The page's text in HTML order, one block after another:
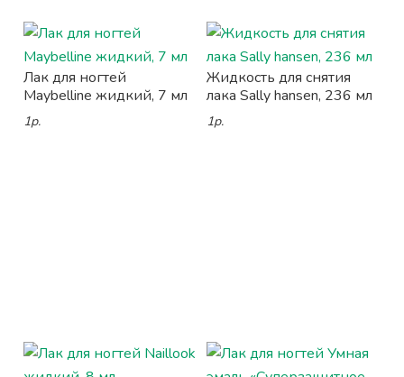
Лак для ногтей
Maybelline жидкий, 7 мл
1р.
Жидкость для снятия
лака Sally hansen, 236 мл
1р.